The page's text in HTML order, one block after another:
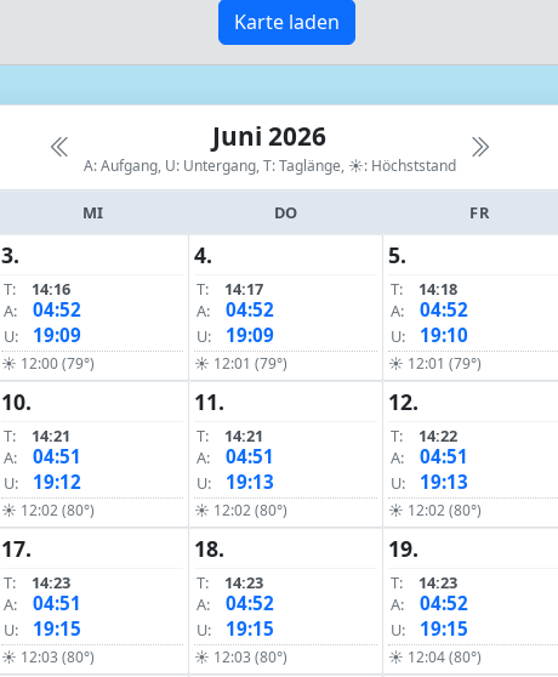
Karte laden
Juni 2026
A: Aufgang, U: Untergang, T: Taglänge, ☀: Höchststand
MI DO FR
3.
T:
14:16
A:
04:52
U: 19:09
☀ 12:00 (79°)
4.
T:
14:17
A:
04:52
U: 19:09
☀ 12:01 (79°)
5.
T:
14:18
A:
04:52
U: 19:10
☀ 12:01 (79°)
10.
T:
14:21
A:
04:51
U: 19:12
☀ 12:02 (80°)
11.
T:
14:21
A:
04:51
U: 19:13
☀ 12:02 (80°)
12.
T:
14:22
A:
04:51
U: 19:13
☀ 12:02 (80°)
17.
T:
14:23
A:
04:51
U: 19:15
☀ 12:03 (80°)
18.
T:
14:23
A:
04:52
U: 19:15
☀ 12:03 (80°)
19.
T:
14:23
A:
04:52
U: 19:15
☀ 12:04 (80°)